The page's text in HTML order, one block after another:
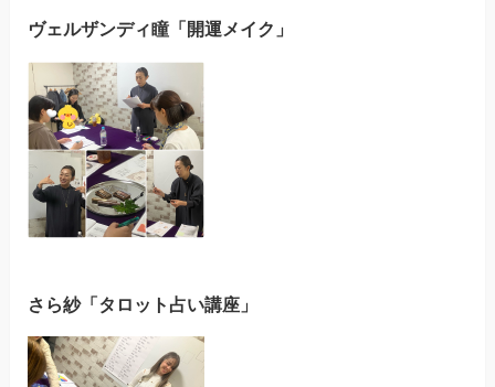
ヴェルザンディ瞳「開運メイク」
さら紗「タロット占い講座」